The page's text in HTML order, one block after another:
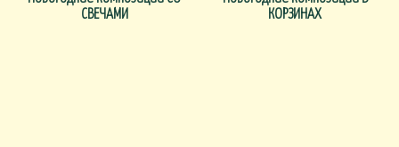
СВЕЧАМИ
КОРЗИНАХ